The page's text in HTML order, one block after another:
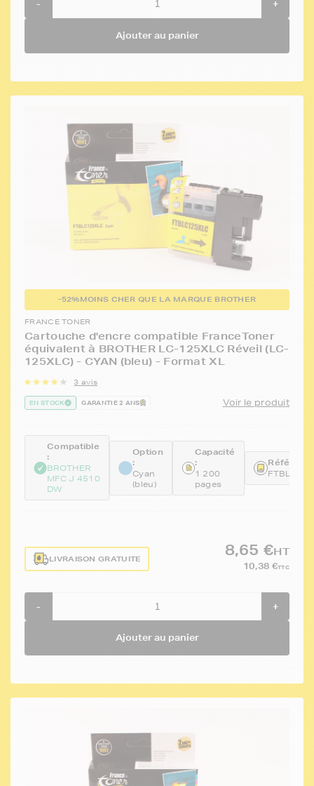
- +
Ajouter au panier
-52%MOINS CHER QUE LA MARQUE BROTHER
FRANCE TONER
Cartouche d'encre compatible FranceToner
équivalent à BROTHER LC-125XLC Réveil (LC-
125XLC) - CYAN (bleu) - Format XL
3 avis
EN STOCK GARANTIE 2 ANS Voir le produit
Compatible
:
BROTHER
MFC J 4510
DW
Option
:
Cyan
(bleu)
Capacité
:
1 200
pages
LIVRAISON GRATUITE
8,65 €HT
10,38 €TTC
- +
Ajouter au panier